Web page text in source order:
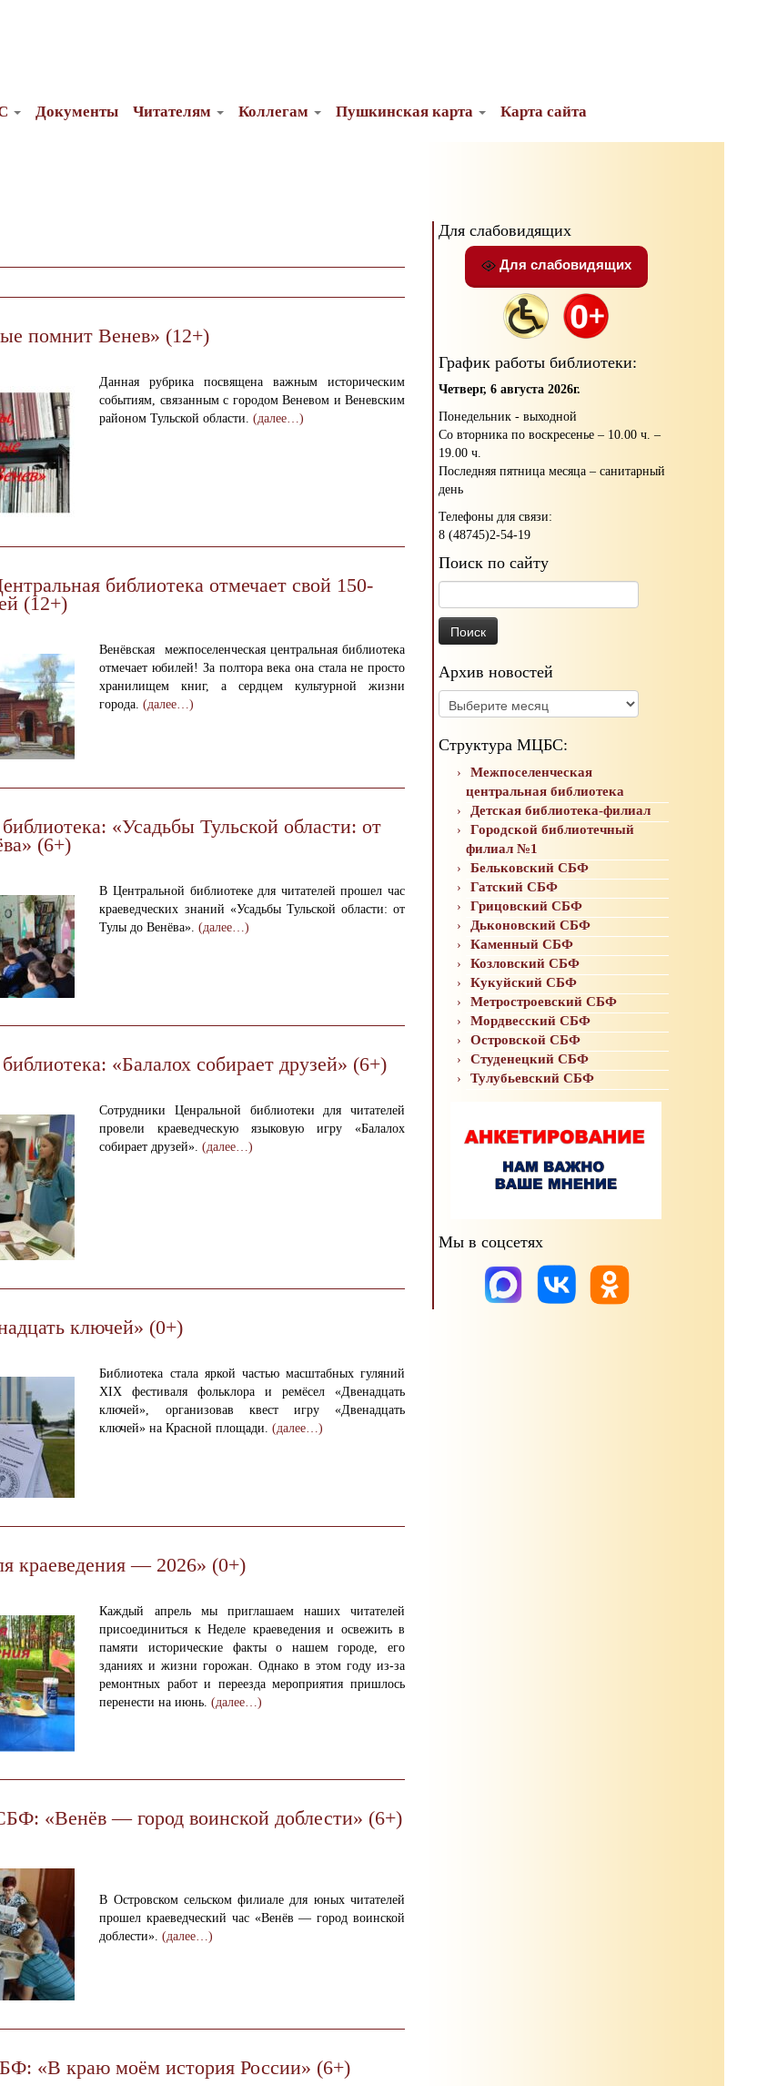
Документы Читателям Коллегам Пушкинская карта Карта сайта
помнит Венев» (12+)
Данная рубрика посвящена важным историческим
событиям, связанным с городом Веневом и Веневским
районом Тульской области.(далее…)
библиотека отмечает свой 150-
(12+)
Венёвская межпоселенческая центральная библиотека
отмечает юбилей! За полтора века она стала не просто
хранилищем книг, а сердцем культурной жизни
города.(далее…)
«Усадьбы Тульской области: от
(6+)
В Центральной библиотеке для читателей прошел час
краеведческих знаний «Усадьбы Тульской области: от
Тулы до Венёва».(далее…)
«Балалох собирает друзей» (6+)
Сотрудники Ценральной библиотеки для читателей
провели краеведческую языковую игру «Балалох
собирает друзей».(далее…)
ключей» (0+)
Библиотека стала яркой частью масштабных гуляний
XIX фестиваля фольклора и ремёсел «Двенадцать
ключей», организовав квест игру «Двенадцать
ключей» на Красной площади.(далее…)
краеведения — 2026» (0+)
Каждый апрель мы приглашаем наших читателей
присоединиться к Неделе краеведения и освежить в
памяти исторические факты о нашем городе, его
зданиях и жизни горожан. Однако в этом году из-за
ремонтных работ и переезда мероприятия пришлось
перенести на июнь.(далее…)
«Венёв — город воинской доблести» (6+)
В Островском сельском филиале для юных читателей
прошел краеведческий час «Венёв — город воинской
доблести».(далее…)
«В краю моём история России» (6+)
Для слабовидящих
Для слабовидящих
График работы библиотеки:
Четверг, 6 августа 2026г.
Понедельник - выходной
Со вторника по воскресенье – 10.00 ч. –
19.00 ч.
Последняя пятница месяца – санитарный
день
Телефоны для связи:
8 (48745)2-54-19
Поиск по сайту
Архив новостей
Архив
новостей
Структура МЦБС:
Межпоселенческая
центральная библиотека
Детская библиотека-филиал
Городской библиотечный
филиал №1
Бельковский СБФ
Гатский СБФ
Грицовский СБФ
Дьконовский СБФ
Каменный СБФ
Козловский СБФ
Кукуйский СБФ
Метростроевский СБФ
Мордвесский СБФ
Островской СБФ
Студенецкий СБФ
Тулубьевский СБФ
Мы в соцсетях